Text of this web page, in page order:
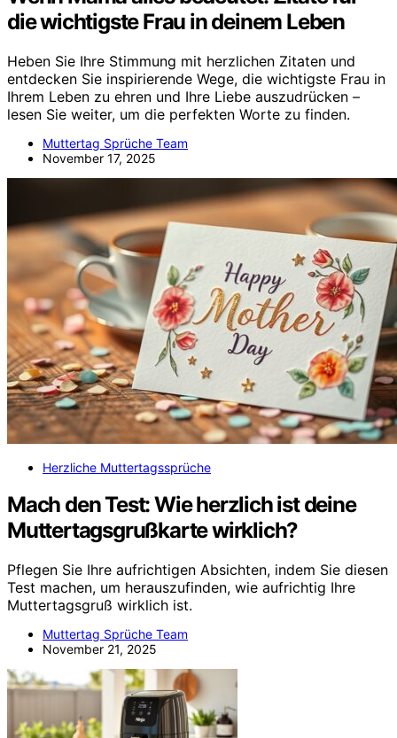
die wichtigste Frau in deinem Leben
Heben Sie Ihre Stimmung mit herzlichen Zitaten und
entdecken Sie inspirierende Wege, die wichtigste Frau in
Ihrem Leben zu ehren und Ihre Liebe auszudrücken –
lesen Sie weiter, um die perfekten Worte zu finden.
Muttertag Sprüche Team
November 17, 2025
Herzliche Muttertagssprüche
Mach den Test: Wie herzlich ist deine
Muttertagsgrußkarte wirklich?
Pflegen Sie Ihre aufrichtigen Absichten, indem Sie diesen
Test machen, um herauszufinden, wie aufrichtig Ihre
Muttertagsgruß wirklich ist.
Muttertag Sprüche Team
November 21, 2025